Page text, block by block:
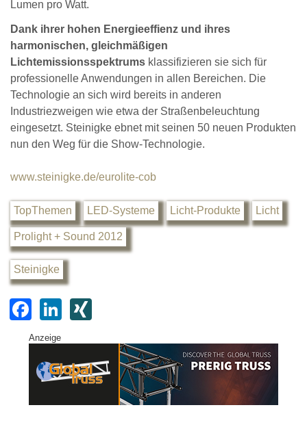
Lumen pro Watt.
Dank ihrer hohen Energieeffienz und ihres
harmonischen, gleichmäßigen
Lichtemissionsspektrums klassifizieren sie sich für
professionelle Anwendungen in allen Bereichen. Die
Technologie an sich wird bereits in anderen
Industriezweigen wie etwa der Straßenbeleuchtung
eingesetzt. Steinigke ebnet mit seinen 50 neuen Produkten
nun den Weg für die Show-Technologie.
www.steinigke.de/eurolite-cob
TopThemen LED-Systeme Licht-Produkte Licht
Prolight + Sound 2012
Steinigke
F
a
c
e
Li
k
e
G
Anzeige